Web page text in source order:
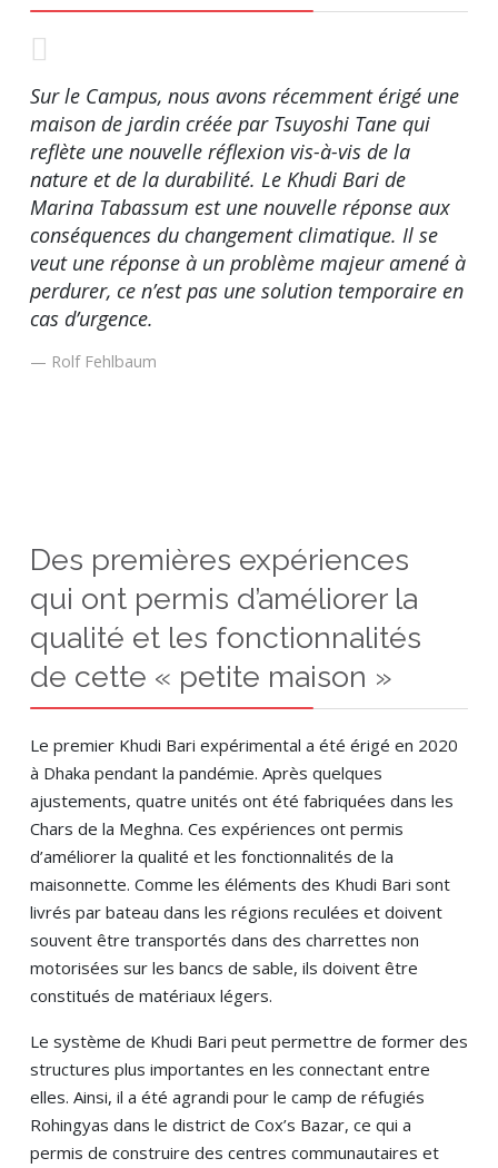
Sur le Campus, nous avons récemment érigé une
maison de jardin créée par Tsuyoshi Tane qui
reflète une nouvelle réflexion vis-à-vis de la
nature et de la durabilité. Le Khudi Bari de
Marina Tabassum est une nouvelle réponse aux
conséquences du changement climatique. Il se
veut une réponse à un problème majeur amené à
perdurer, ce n’est pas une solution temporaire en
cas d’urgence.
Rolf Fehlbaum
Des premières expériences
qui ont permis d’améliorer la
qualité et les fonctionnalités
de cette « petite maison »
Le premier Khudi Bari expérimental a été érigé en 2020
à Dhaka pendant la pandémie. Après quelques
ajustements, quatre unités ont été fabriquées dans les
Chars de la Meghna. Ces expériences ont permis
d’améliorer la qualité et les fonctionnalités de la
maisonnette. Comme les éléments des Khudi Bari sont
livrés par bateau dans les régions reculées et doivent
souvent être transportés dans des charrettes non
motorisées sur les bancs de sable, ils doivent être
constitués de matériaux légers.
Le système de Khudi Bari peut permettre de former des
structures plus importantes en les connectant entre
elles. Ainsi, il a été agrandi pour le camp de réfugiés
Rohingyas dans le district de Cox’s Bazar, ce qui a
permis de construire des centres communautaires et